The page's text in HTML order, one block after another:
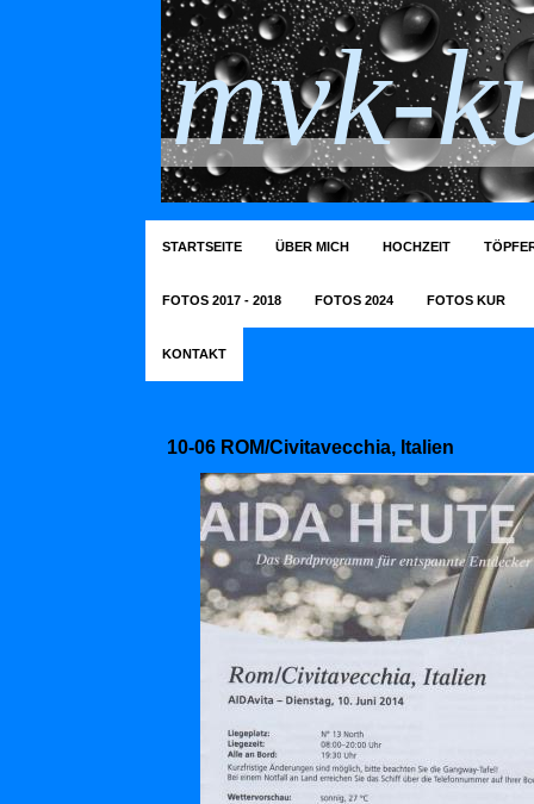
mvk-
STARTSEITE ÜBER MICH HOCHZEIT
FOTOS 2017 - 2018 FOTOS 2024 FOTOS KUR
KONTAKT
10-06 ROM/Civitavecchia, Italien